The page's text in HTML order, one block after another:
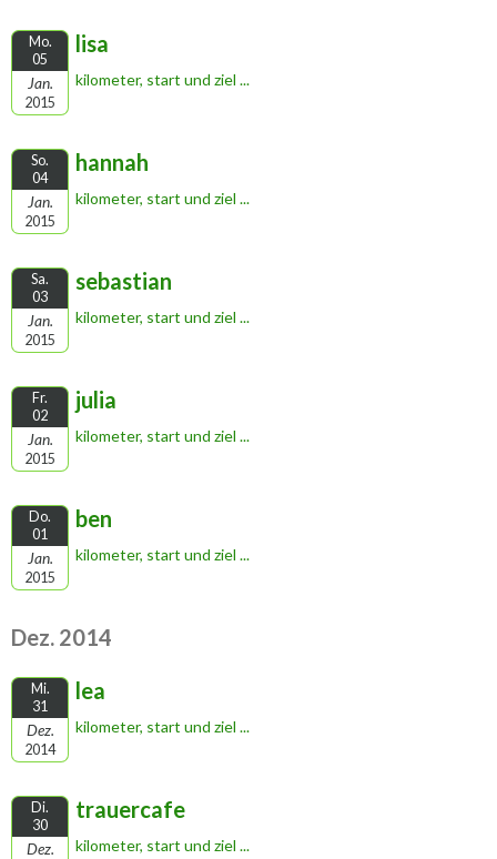
Mo.
05
Jan.
2015
lisa
kilometer, start und ziel ...
So.
04
Jan.
2015
hannah
kilometer, start und ziel ...
Sa.
03
Jan.
2015
sebastian
kilometer, start und ziel ...
Fr.
02
Jan.
2015
julia
kilometer, start und ziel ...
Do.
01
Jan.
2015
ben
kilometer, start und ziel ...
Dez. 2014
Mi.
31
Dez.
2014
lea
kilometer, start und ziel ...
Di.
30
Dez.
trauercafe
kilometer, start und ziel ...